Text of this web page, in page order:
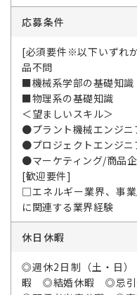
応募条件
[必須要件※以下いずれ
品不問
■機械系学部の基礎知識
■物理系の基礎知識
＜望ましいスキル＞
●プラント機械エンジニ
●プロジェクトエンジニ
●マーケティング/商品
[歓迎要件]
□エネルギー業界、事
に関連する業界経験
休日休暇
◎週休2日制（土・
暇 ◎結婚休暇 ◎忌